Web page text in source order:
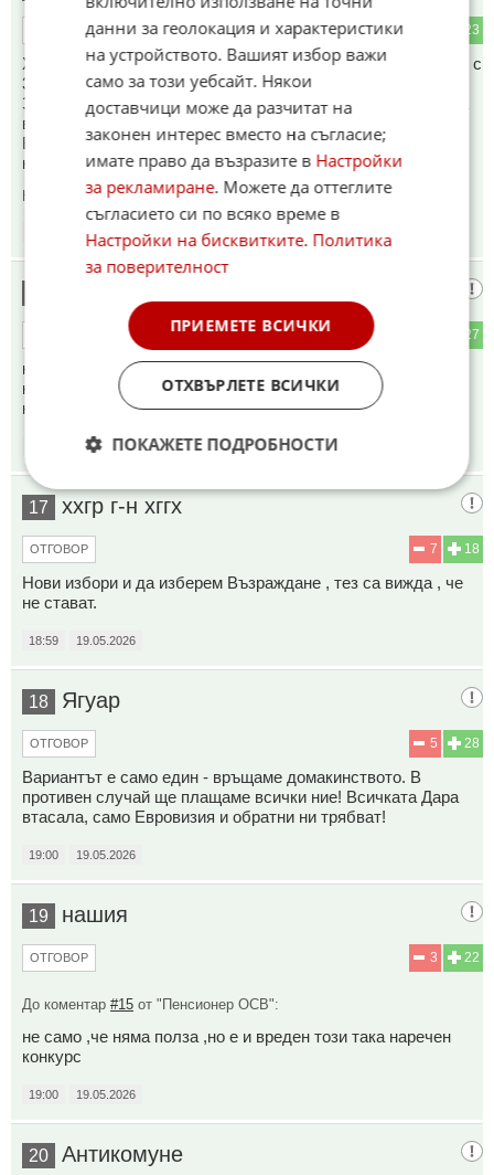
23
ОТГОВОР
Ха каква стана тя,сега заради тази бездара ще ни набутат с
30 милиона евро,и щели да търсят финансиране..
За нещо което няма грам файда полза,а разходи и пари на
вятъра...
Вместо да отидат за други полезни дейности, майко мила
нямам думи...
Коментиран от#19,#21
19.05.2026
27
като няма пари откажете това домакинство на тоя псевдо
конкурс.....домакинсването НЕ Е задължително.....нека
някой друг го поеме.....елементарно
19.05.2026
17 ххгр г-н хггх
18
7
ОТГОВОР
Нови избори и да изберем Възраждане , тез са вижда , че
не стават.
18:59 19.05.2026
18 Ягуар
28
5
ОТГОВОР
Вариантът е само един - връщаме домакинството. В
противен случай ще плащаме всички ние! Всичката Дара
втасала, само Евровизия и обратни ни трябват!
19:00 19.05.2026
19 нашия
22
3
ОТГОВОР
До коментар #15 от "Пенсионер ОСВ":
не само ,че няма полза ,но е и вреден този така наречен
конкурс
19:00 19.05.2026
20 Антикомуне
данни за геолокация и характеристики
на устройството. Вашият избор важи
само за този уебсайт. Някои
доставчици може да разчитат на
законен интерес вместо на съгласие;
имате право да възразите в Настройки
за рекламиране. Можете да оттеглите
съгласието си по всяко време в
Настройки на бисквитките. Политика
за поверителност
ПРИЕМЕТЕ ВСИЧКИ
ОТХВЪРЛЕТЕ ВСИЧКИ
ПОКАЖЕТЕ ПОДРОБНОСТИ